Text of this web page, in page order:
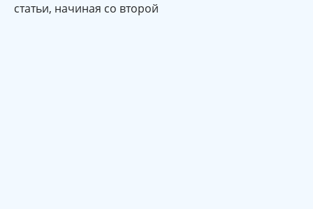
статьи, начиная со второй